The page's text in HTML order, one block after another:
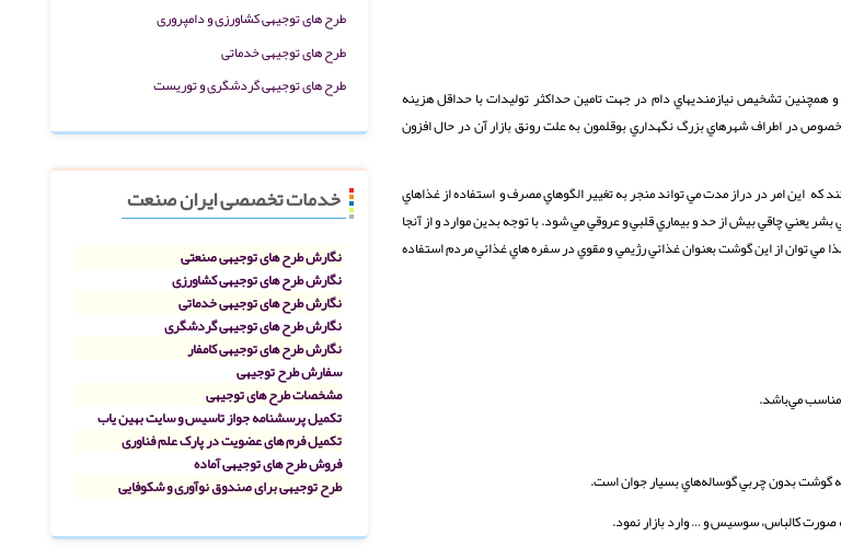
طرح های توجیهی کشاورزی و دامپروری
طرح های توجیهی خدماتی
طرح های توجیهی گردشگری و توریست
خدمات تخصصی ایران صنعت
نگارش طرح های توجیهی صنعتی
نگارش طرح های توجیهی کشاورزی
نگارش طرح های توجیهی خدماتی
نگارش طرح های توجیهی گردشگری
نگارش طرح های توجیهی کامفار
سفارش طرح توجیهی
مشخصات طرح های توجیهی
تکمیل پرسشنامه جواز تاسیس و سایت بهین یاب
تکمیل فرم های عضویت در پارک علم فناوری
فروش طرح های توجیهی آماده
طرح توجیهی برای صندوق نوآوری و شکوفایی
و همچنين تشخيص نيازمنديهاي دام در جهت تامين حداكثر توليدات با حداقل هزينه
در اطراف شهرهاي بزرگ نگهداري بوقلمون به علت رونق بازار آن در حال افزون
اين امر در دراز مدت مي تواند منجر به تغيير الگوهاي مصرف و استفاده از غذاهاي
يعني چاقي بيش از حد و بيماري قلبي و عروقي مي شود. با توجه بدين موارد و از آنجا
مي توان از اين گوشت بعنوان غذائي رژيمي و مقوي در سفره هاي غذائي مردم استفاده
مناسب مي‌باشد.
گوشت بدون چربي گوساله‌هاي بسيار جوان است.
صورت كالباس، سوسيس و … وارد بازار نمود.